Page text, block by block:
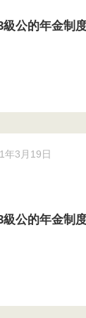
級公的年金制
年3月19日
級公的年金制